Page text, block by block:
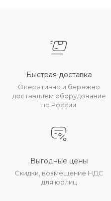
Быстрая доставка
Оперативно и бережно
доставляем оборудование
по России
Выгодные цены
Скидки, возмещение НДС
для юрлиц